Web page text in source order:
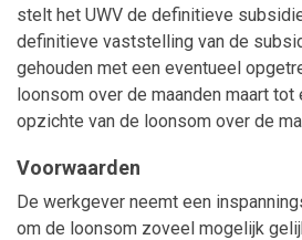
stelt het UWV de definitieve
definitieve vaststelling van de
gehouden met een eventueel
loonsom over de maanden maart tot
opzichte van de loonsom over de
Voorwaarden
De werkgever neemt een
om de loonsom zoveel mogelijk